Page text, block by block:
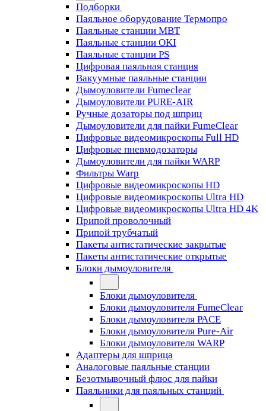
Подборки
Паяльное оборудование Термопро
Паяльные станции MBT
Паяльные станции OKI
Паяльные станции PS
Цифровая паяльная станция
Вакуумные паяльные станции
Дымоуловители Fumeclear
Дымоуловители PURE-AIR
Ручные дозаторы под шприц
Дымоуловители для пайки FumeClear
Цифровые видеомикроскопы Full HD
Цифровые пневмодозаторы
Дымоуловители для пайки WARP
Фильтры Warp
Цифровые видеомикроскопы HD
Цифровые видеомикроскопы Ultra HD
Цифровые видеомикроскопы Ultra HD 4K
Припой проволочный
Припой трубчатый
Пакеты антистатические закрытые
Пакеты антистатические открытые
Блоки дымоуловителя
Блоки дымоуловителя
Блоки дымоуловителя FumeClear
Блоки дымоуловителя PACE
Блоки дымоуловителя Pure-Air
Блоки дымоуловителя WARP
Адаптеры для шприца
Аналоговые паяльные станции
Безотмывочный флюс для пайки
Паяльники для паяльных станций